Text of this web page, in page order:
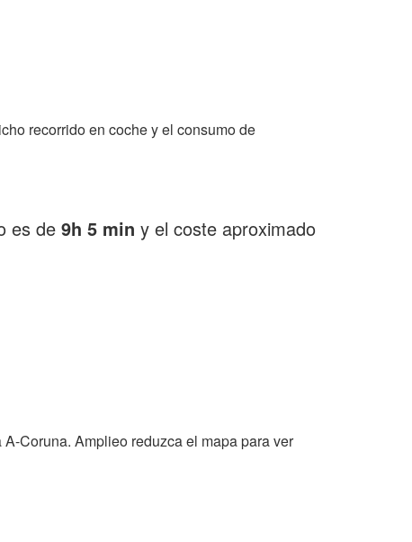
recorrido en coche y el consumo de
es de 9h 5 min y el coste aproximado
Coruna. Amplieo reduzca el mapa para ver